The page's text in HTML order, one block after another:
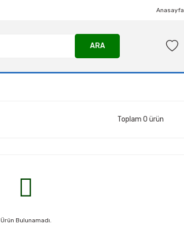
Anasayfa
ARA
Toplam 0 ürün
Ürün Bulunamadı.